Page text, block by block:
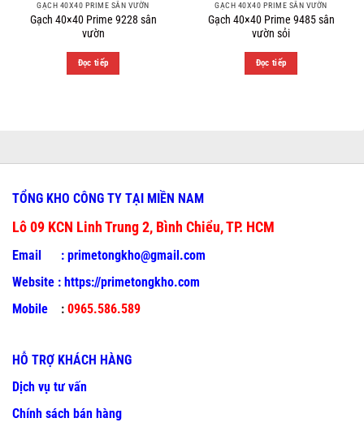
GẠCH 40X40 PRIME SÂN VƯỜN
Gạch 40×40 Prime 9228 sân
vườn
Đọc tiếp
GẠCH 40X40 PRIME SÂN VƯỜN
Gạch 40×40 Prime 9485 sân
vườn sỏi
Đọc tiếp
TỔNG KHO CÔNG TY TẠI MIỀN NAM
Lô 09 KCN Linh Trung 2, Bình Chiểu, TP. HCM
Email : primetongkho@gmail.com
Website : https://primetongkho.com
Mobile : 0965.586.589
HỖ TRỢ KHÁCH HÀNG
Dịch vụ tư vấn
Chính sách bán hàng